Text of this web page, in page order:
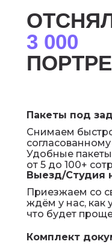
3 000
Снимаем
Удобные пакеты
от 5 до 100+
Пакеты под
Выезд/Студия
Приезжаем со
ждём у нас, как
что будет
Комплект